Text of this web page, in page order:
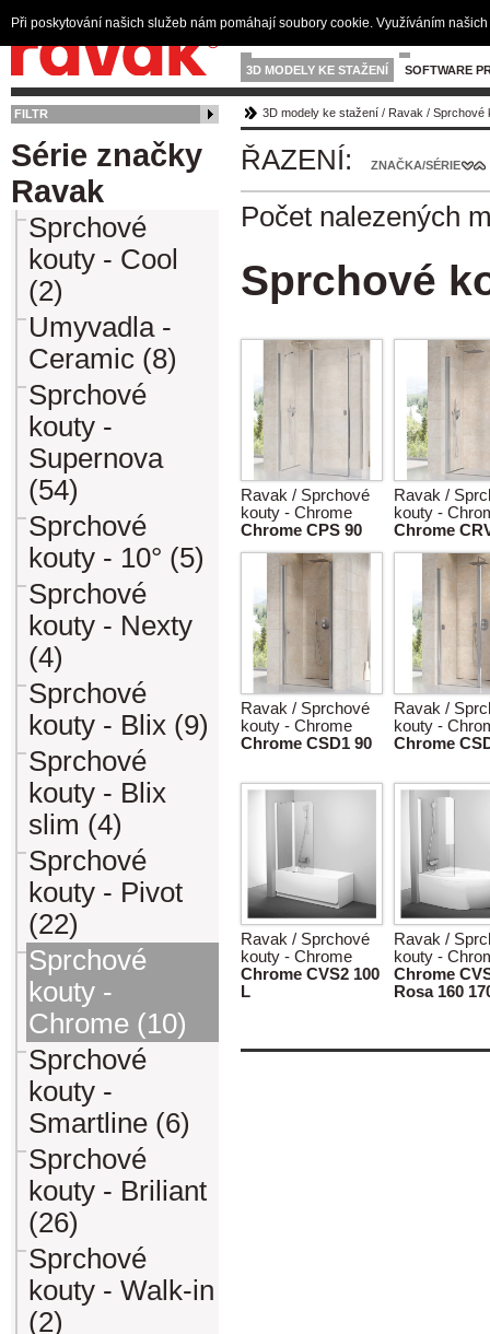
3D MODELY KE STAŽENÍ SOFTWARE
FILTR
Série značky
Ravak
Sprchové
kouty - Cool
(2)
Umyvadla -
Ceramic (8)
Sprchové
kouty -
Supernova
(54)
Sprchové
kouty - 10° (5)
Sprchové
kouty - Nexty
(4)
Sprchové
kouty - Blix (9)
Sprchové
kouty - Blix
slim (4)
Sprchové
kouty - Pivot
(22)
Sprchové
kouty -
Chrome (10)
Sprchové
kouty -
Smartline (6)
Sprchové
kouty - Briliant
(26)
Sprchové
kouty - Walk-in
(2)
3D modely ke stažení / Ravak / Sprchové
ŘAZENÍ: ZNAČKA/SÉRIE
Počet nalezených
Sprchové
Ravak / Sprchové
kouty - Chrome
Chrome CPS 90
Ravak /
kouty -
Chrome
Ravak / Sprchové
kouty - Chrome
Chrome CSD1 90
Ravak /
kouty -
Chrome
Ravak / Sprchové
kouty - Chrome
Chrome CVS2 100
L
Ravak /
kouty -
Chrome
Rosa 160
Při poskytování našich služeb nám pomáhají soubory cookie. Využíváním